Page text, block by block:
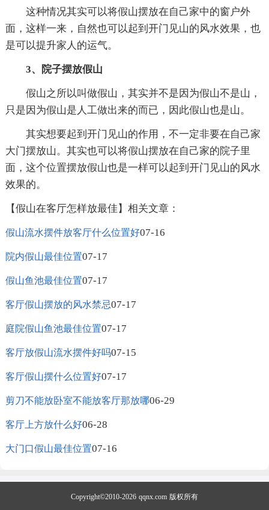
这种情况其实可以将假山摆放在自己家中的窗户外
面，这样一来，自然也可以起到开门见山的风水效果，也
是可以提升家人的运气。
3、院子摆放假山
假山之所以叫做假山，其实并不是因为假山不是山，
只是因为假山是人工做出来的而已，因此假山也是山。
其实想要起到开门见山的作用，不一定非要在自己家
大门摆放山。其实也可以将假山摆放在自己家的院子里
面，这个位置摆放假山也是一样可以起到开门见山的风水
效果的。
【假山在客厅怎样放最佳】相关文章：
假山流水摆件放客厅什么位置好07-16
院内假山最佳位置07-17
假山鱼池最佳位置07-17
客厅假山摆放的风水禁忌07-17
庭院假山鱼池最佳位置07-17
客厅放假山流水摆件好吗07-15
客厅假山摆什么位置好07-17
剪刀不能放卧室不能放客厅那放哪06-29
客厅上方放什么好06-28
大门口假山最佳位置07-16
Copyright©2010-2026 qqnx.com 版权所有